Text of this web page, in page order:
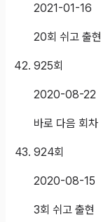
2021-01-16
20회 쉬고 출현
925회
2020-08-22
바로 다음 회차
924회
2020-08-15
3회 쉬고 출현